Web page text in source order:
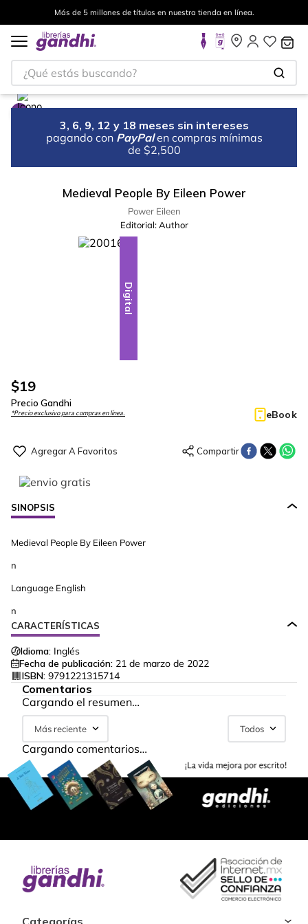
Más de 5 millones de títulos en nuestra tienda en línea.
¿Qué estás buscando?
3, 6, 9, 12 y 18 meses sin intereses
pagando con PayPal en compras mínimas
de $2,500
Medieval People By Eileen Power
Power Eileen
Editorial: Author
Digital
$19
Precio Gandhi
*Precio exclusivo para compras en línea. eBook
SINOPSIS
Medieval People By Eileen Power
n
Language English
n
CARACTERÍSTICAS
Idioma: Inglés
Fecha de publicación: 21 de marzo de 2022
ISBN: 9791221315714
Comentarios
Cargando el resumen…
Más reciente Todos
Cargando comentarios…